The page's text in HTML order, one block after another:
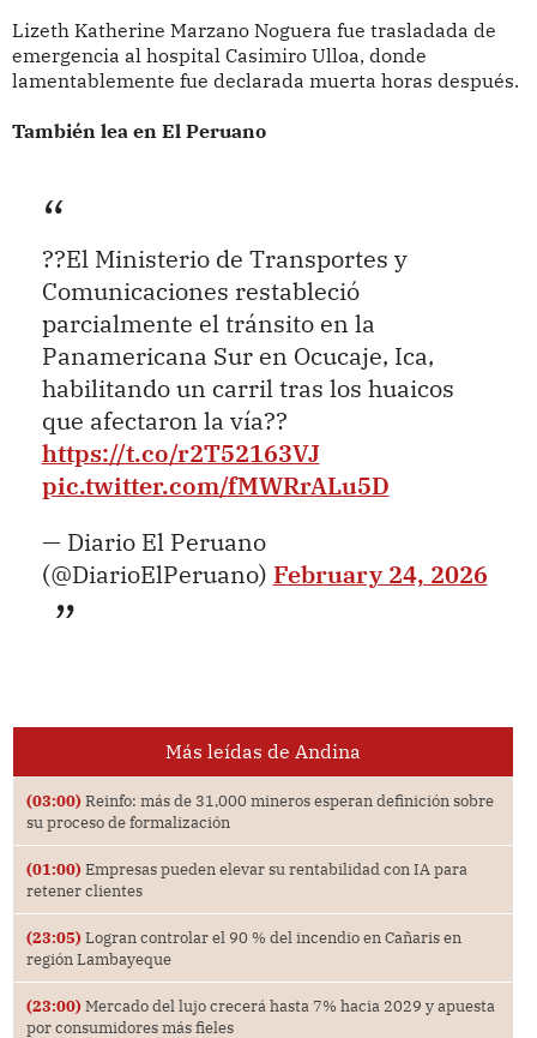
Lizeth Katherine Marzano Noguera fue trasladada de
emergencia al hospital Casimiro Ulloa, donde
lamentablemente fue declarada muerta horas después.
También lea en El Peruano
??El Ministerio de Transportes y
Comunicaciones restableció
parcialmente el tránsito en la
Panamericana Sur en Ocucaje, Ica,
habilitando un carril tras los huaicos
que afectaron la vía??
https://t.co/r2T52163VJ
pic.twitter.com/fMWRrALu5D
— Diario El Peruano
(@DiarioElPeruano) February 24, 2026
Más leídas de Andina
(03:00) Reinfo: más de 31,000 mineros esperan definición sobre
su proceso de formalización
(01:00) Empresas pueden elevar su rentabilidad con IA para
retener clientes
(23:05) Logran controlar el 90 % del incendio en Cañaris en
región Lambayeque
(23:00) Mercado del lujo crecerá hasta 7% hacia 2029 y apuesta
por consumidores más fieles